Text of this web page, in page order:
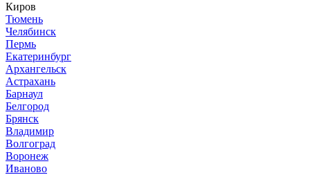
Киров
Тюмень
Челябинск
Пермь
Екатеринбург
Архангельск
Астрахань
Барнаул
Белгород
Брянск
Владимир
Волгоград
Воронеж
Иваново